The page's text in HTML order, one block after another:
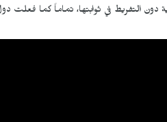
دون التفريط في ثوابتها، تماماً كما